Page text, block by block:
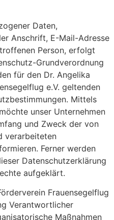
Daten,
Anschrift, E-Mail-Adresse
Person, erfolgt
Grundverordnung
für den Dr. Angelika
e.V. geltenden
Mittels
unser Unternehmen
und Zweck der von
verarbeiteten
Ferner werden
Datenschutzerklärung
aufgeklärt.
Frauensegelflug
Verantwortlicher
Maßnahmen